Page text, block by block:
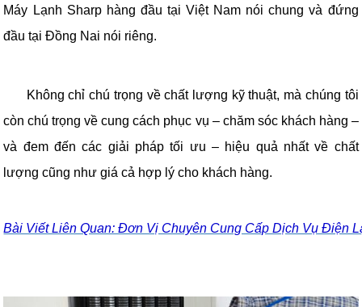
Máy Lạnh Sharp hàng đầu tại Việt Nam nói chung và đứng
đầu tại Đồng Nai nói riêng.
Không chỉ chú trọng về chất lượng kỹ thuật, mà chúng tôi
còn chú trọng về cung cách phục vụ – chăm sóc khách hàng –
và đem đến các giải pháp tối ưu – hiệu quả nhất về chất
lượng cũng như giá cả hợp lý cho khách hàng.
Bài Viết Liên Quan: Đơn Vị Chuyên Cung Cấp Dịch Vụ Điện